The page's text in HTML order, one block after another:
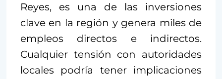
Reyes, es una de las inversiones
clave en la región y genera miles de
empleos directos e indirectos.
Cualquier tensión con autoridades
locales podría tener implicaciones